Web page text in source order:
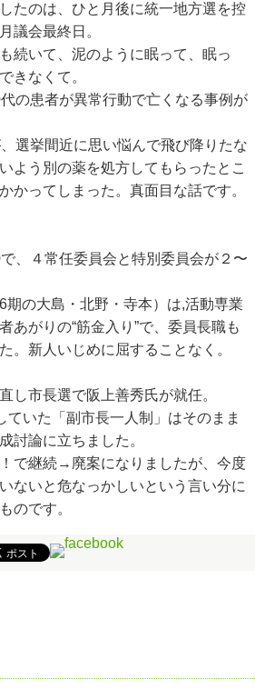
たのは、ひと月後に統一地方選を控
議会最終日。
続いて、泥のように眠って、眠っ
きなくて。
の患者が異常行動で亡くなる事例が
選挙間近に思い悩んで飛び降りたな
よう別の薬を処方してもらったとこ
かってしまった。真面目な話です。
、４常任委員会と特別委員会が２〜
期の大島・北野・寺本）は,活動専業
あがりの“筋金入り”で、委員長職も
。新人いじめに屈することなく。
し市長選で阪上善秀氏が就任。
ていた「副市長一人制」はそのまま
討論に立ちました。
で継続→廃案になりましたが、今度
ないと危なっかしいという言い分に
のです。